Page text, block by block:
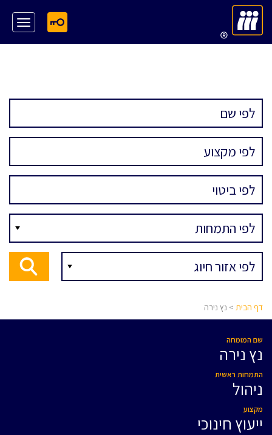
דף הבית > נץ נירה
שם המומחה
נץ נירה
התמחות ראשית
ניהול
מקצוע
ייעוץ חינוכי